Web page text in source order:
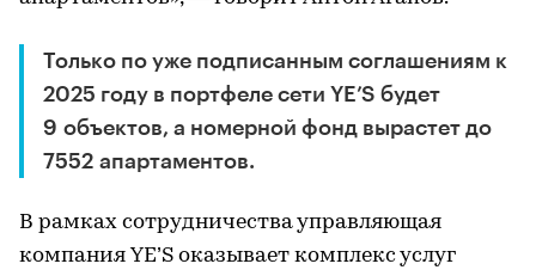
Только по уже подписанным соглашениям к
2025 году в портфеле сети YE’S будет
9 объектов, а номерной фонд вырастет до
7552 апартаментов.
В рамках сотрудничества управляющая
компания YE’S оказывает комплекс услуг